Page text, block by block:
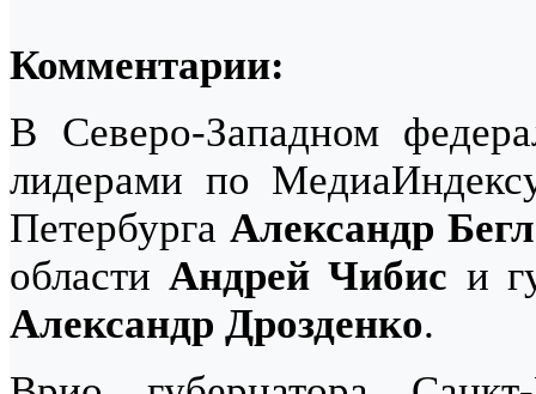
Комментарии:
В Северо-Западном
лидерами по
Петербурга Александр
областиАндрей Чибис и
Александр Дрозденко.